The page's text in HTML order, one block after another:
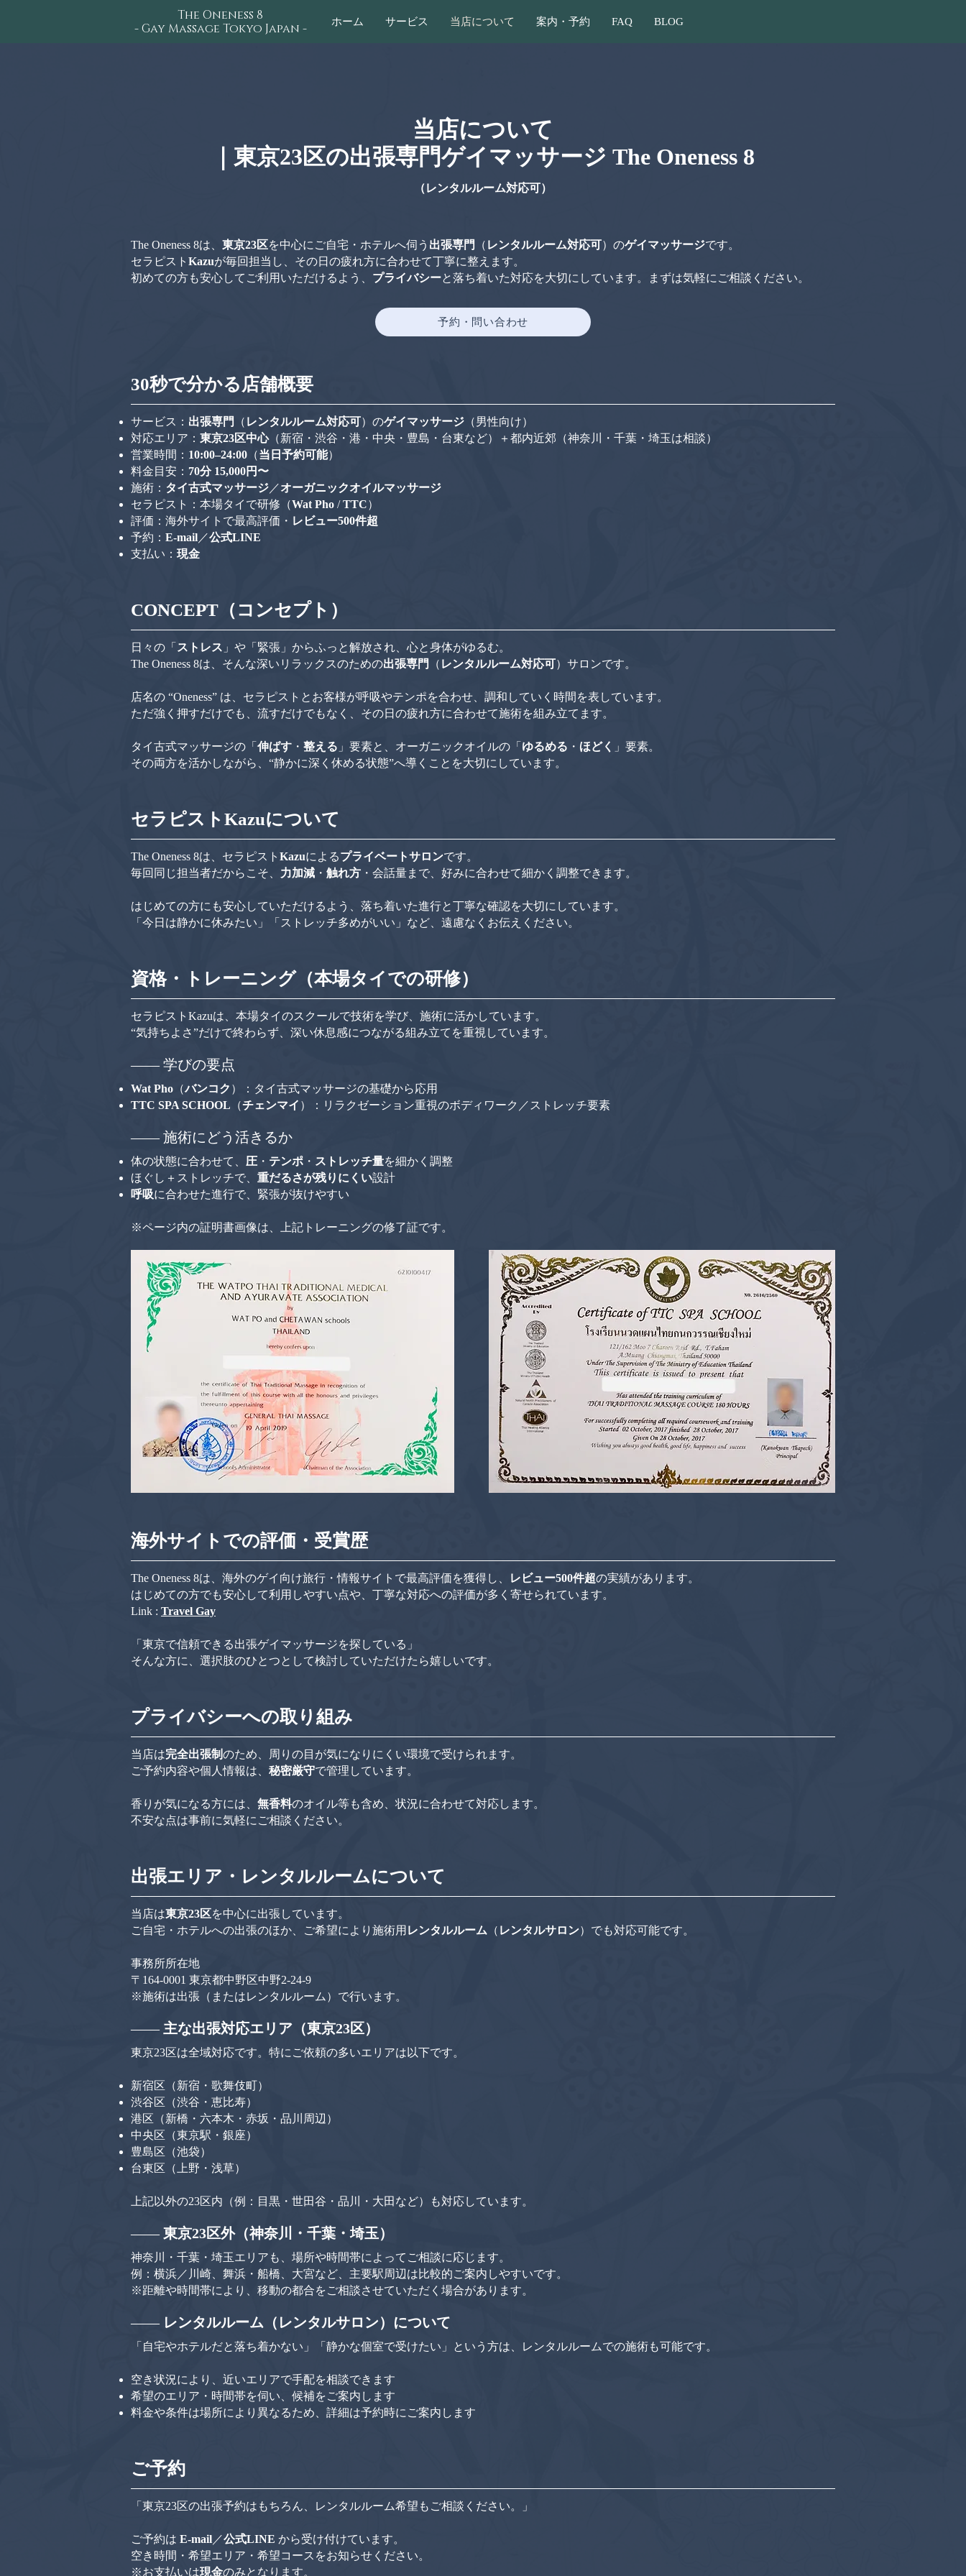
The Oneness 8
- Gay Massage Tokyo Japan -
ホーム サービス 当店について 案内・予約 FAQ BLOG
当店について
｜東京23区の出張専門ゲイマッサージ The Oneness 8
（レンタルルーム対応可）
The Oneness 8は、 東京23区を中心にご自宅・ホテルへ伺う 出張専門 （ レンタルルーム対応可）のゲイマッサージです。
セラピスト Kazuが毎回担当し、その日の疲れ方に合わせて丁寧に整えます。
初めての方も安心してご利用いただけるよう、 プライバシーと落ち着いた対応を大切にしています。まずは気軽にご相談ください。
予約・問い合わせ
30秒で分かる店舗概要
サービス： 出張専門 （ レンタルルーム対応可）のゲイマッサージ （男性向け）
対応エリア： 東京23区中心（新宿・渋谷・港・中央・豊島・台東など）＋都内近郊（神奈川・千葉・埼玉は相談）
​営業時間： 10:00–24:00 （当日予約可能）
料金目安： 70分 15,000円〜
施術： タイ古式マッサージ ／オーガニックオイルマッサージ
セラピスト：本場タイで研修（Wat Pho /TTC）
評価：海外サイトで最高評価・ レビュー500件超
予約： E-mail ／公式LINE
支払い： 現金
CONCEPT（コンセプト）
日々の「 ストレス 」や「緊張」からふっと解放され、心と身体がゆるむ。
The Oneness 8は、そんな深いリラックスのための出張専門 （ レンタルルーム対応可）サロンです。
店名の “Oneness” は、セラピストとお客様が呼吸やテンポを合わせ、調和していく時間を表しています。
ただ強く押すだけでも、流すだけでもなく、その日の疲れ方に合わせて施術を組み立てます。
タイ古式マッサージの「 伸ばす ・ 整える 」要素と、オーガニックオイルの「 ゆるめる ・ ほどく
」要素。
その両方を活かしながら、“静かに深く休める状態”へ導くことを大切にしています。
セラピストKazuについて
The Oneness 8は、セラピスト Kazuによるプライベートサロンです。
毎回同じ担当者だからこそ、 力加減 ・ 触れ方 ・会話量まで、好みに合わせて細かく調整できます。
はじめての方にも安心していただけるよう、落ち着いた進行と丁寧な確認を大切にしています。
「今日は静かに休みたい」「ストレッチ多めがいい」など、遠慮なくお伝えください。
資格・トレーニング（本場タイでの研修）
セラピストKazuは、本場タイのスクールで技術を学び、施術に活かしています。
“気持ちよさ”だけで終わらず、深い休息感につながる組み立てを重視しています。
—— 学びの要点
Wat Pho （バンコク ）：タイ古式マッサージの基礎から応用
TTC SPA SCHOOL （チェンマイ ）：リラクゼーション重視のボディワーク／ストレッチ要素
—— 施術にどう活きるか
体の状態に合わせて、 圧 ・ テンポ ・ ストレッチ量を細かく調整
ほぐし＋ストレッチで、 重だるさが残りにくい設計
呼吸に合わせた進行で、緊張が抜けやすい
※ページ内の証明書画像は、上記トレーニングの修了証です。
海外サイトでの評価・受賞歴
The Oneness 8は、海外のゲイ向け旅行・情報サイトで最高評価を獲得し、 レビュー500件超の実績があります。
はじめての方でも安心して利用しやすい点や、丁寧な対応への評価が多く寄せられています。
​Link : Travel Gay
「東京で信頼できる出張ゲイマッサージを探している」
そんな方に、選択肢のひとつとして検討していただけたら嬉しいです。
プライバシーへの取り組み
当店は完全出張制のため、周りの目が気になりにくい環境で受けられます。
ご予約内容や個人情報は、 秘密厳守で管理しています。
香りが気になる方には、 無香料のオイル等も含め、状況に合わせて対応します。
不安な点は事前に気軽にご相談ください。
出張エリア・レンタルルームについて
当店は東京23区を中心に出張しています。
ご自宅・ホテルへの出張のほか、ご希望により施術用 レンタルルーム （ レンタルサロン）でも対応可能です。
事務所所在地
〒164-0001 東京都中野区中野2-24-9
※施術は出張（またはレンタルルーム）で行います。
—— 主な出張対応エリア（東京23区）
東京23区は全域対応です。特にご依頼の多いエリアは以下です。
新宿区（新宿・歌舞伎町）
渋谷区（渋谷・恵比寿）
港区（新橋・六本木・赤坂・品川周辺）
中央区（東京駅・銀座）
豊島区（池袋）
台東区（上野・浅草）
上記以外の23区内（例：目黒・世田谷・品川・大田など）も対応しています。
——東京23区外（神奈川・千葉・埼玉）
神奈川・千葉・埼玉エリアも、場所や時間帯によってご相談に応じます。
例：横浜／川崎、舞浜・船橋、大宮など、主要駅周辺は比較的ご案内しやすいです。
※距離や時間帯により、移動の都合をご相談させていただく場合があります。
—— レンタルルーム（レンタルサロン）について
「自宅やホテルだと落ち着かない」「静かな個室で受けたい」という方は、レンタルルームでの施術も可能です。
空き状況により、近いエリアで手配を相談できます
希望のエリア・時間帯を伺い、候補をご案内します
料金や条件は場所により異なるため、詳細は予約時にご案内します
ご予約
「東京23区の出張予約はもちろん、レンタルルーム希望もご相談ください。」
ご予約は E-mail ／公式LINE から受け付けています。
空き時間・希望エリア・希望コースをお知らせください。
※お支払いは現金​のみとなります。